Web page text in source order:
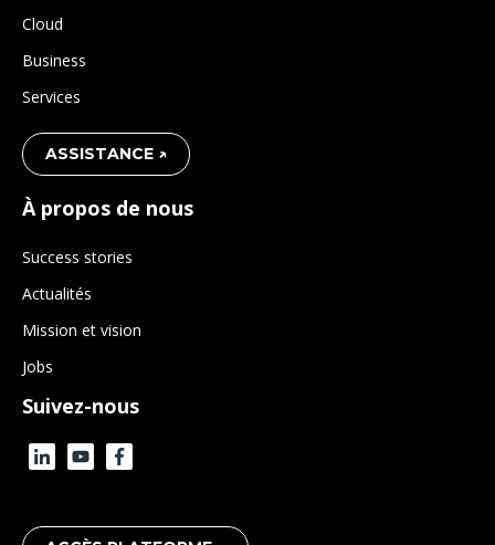
Cloud
Business
Services
ASSISTANCE ↗
À propos de nous
Success stories
Actualités
Mission et vision
Jobs
Suivez-nous